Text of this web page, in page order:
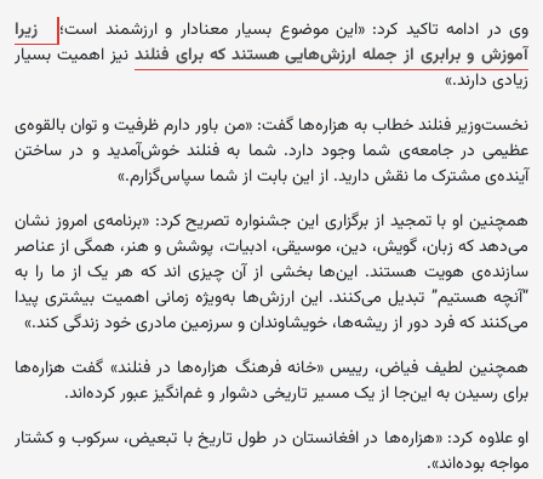
وی در ادامه تاکید کرد: «این موضوع بسیار معنادار و ارزشمند است؛
زیرا
آموزش و برابری از جمله ارزش‌هایی هستند که برای فنلند نیز اهمیت بسیار
زیادی دارند.»
نخست‌وزیر فنلند خطاب به هزاره‌ها گفت: «من باور دارم ظرفیت و توان بالقوه‌ی
عظیمی در جامعه‌ی شما وجود دارد. شما به فنلند خوش‌آمدید و در ساختن
آینده‌ی مشترک ما نقش دارید. از این بابت از شما سپاس‌گزارم.»
همچنین او با تمجید از برگزاری این جشنواره تصریح کرد: «برنامه‌ی امروز نشان
می‌دهد که زبان، گویش، دین، موسیقی، ادبیات، پوشش و هنر، همگی از عناصر
سازنده‌ی هویت هستند. این‌ها بخشی از آن چیزی‌ اند که هر یک از ما را به
“آنچه هستیم” تبدیل می‌کنند. این ارزش‌ها به‌ویژه زمانی اهمیت بیشتری پیدا
می‌کنند که فرد دور از ریشه‌ها، خویشاوندان و سرزمین مادری خود زندگی کند.»
همچنین لطیف فیاض، رییس «خانه فرهنگ هزاره‌ها در فنلند» گفت هزاره‌ها
برای رسیدن به این‌جا از یک مسیر تاریخی دشوار و غم‌انگیز عبور کرده‌اند.
او علاوه کرد: «هزاره‌ها در افغانستان در طول تاریخ با تبعیض، سرکوب و کشتار
مواجه بوده‌اند».